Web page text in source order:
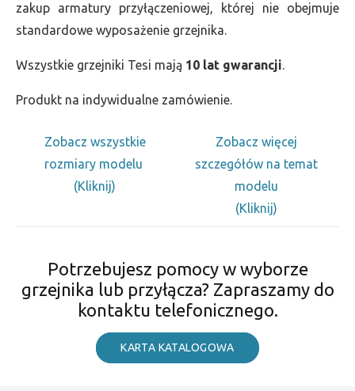
zakup armatury przyłączeniowej, której nie obejmuje
standardowe wyposażenie grzejnika.
Wszystkie grzejniki Tesi mają 10 lat gwarancji.
Produkt na indywidualne zamówienie.
Zobacz wszystkie
rozmiary modelu
(Kliknij)
Zobacz więcej
szczegółów na temat
modelu
(Kliknij)
Potrzebujesz pomocy w wyborze
grzejnika lub przyłącza? Zapraszamy do
kontaktu telefonicznego.
KARTA KATALOGOWA